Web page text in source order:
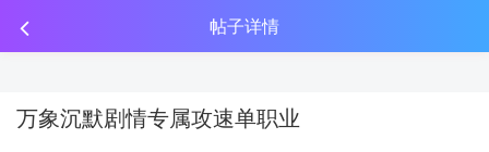
传奇工具分享 点击金币投放广告 点击金币投放广告
帖子详情
万象沉默剧情专属攻速单职业